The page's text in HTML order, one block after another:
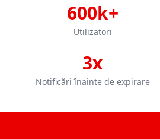
600k+
Utilizatori
3x
Notificări înainte de expirare